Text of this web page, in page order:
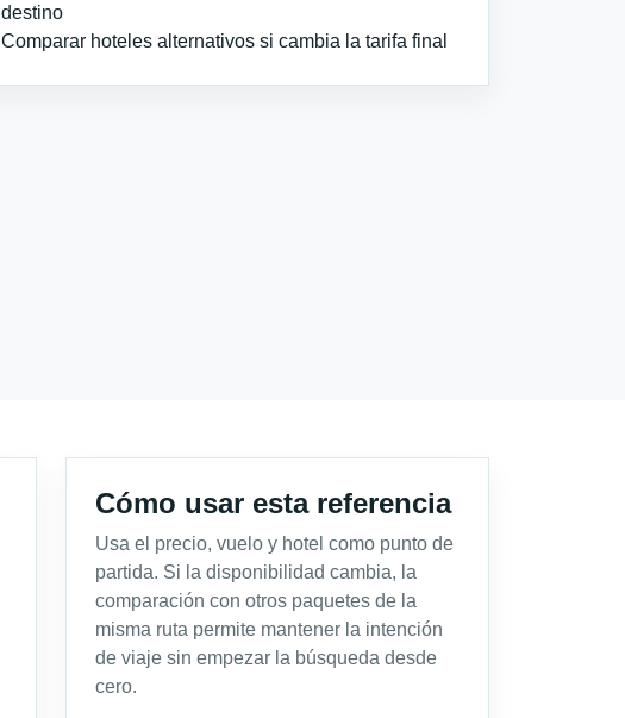
destino
Comparar hoteles alternativos si cambia la tarifa final
Cómo usar esta referencia
Usa el precio, vuelo y hotel como punto de
partida. Si la disponibilidad cambia, la
comparación con otros paquetes de la
misma ruta permite mantener la intención
de viaje sin empezar la búsqueda desde
cero.